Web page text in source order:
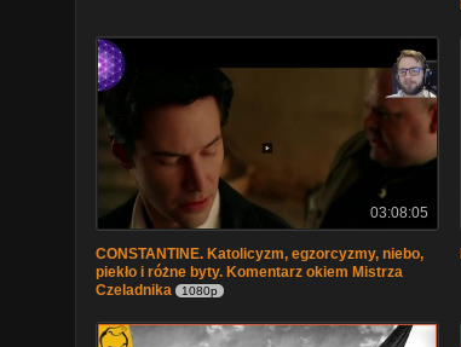
03:08:05
CONSTANTINE. Katolicyzm, egzorcyzmy, niebo,
piekło i różne byty. Komentarz okiem Mistrza
Czeladnika
1080p